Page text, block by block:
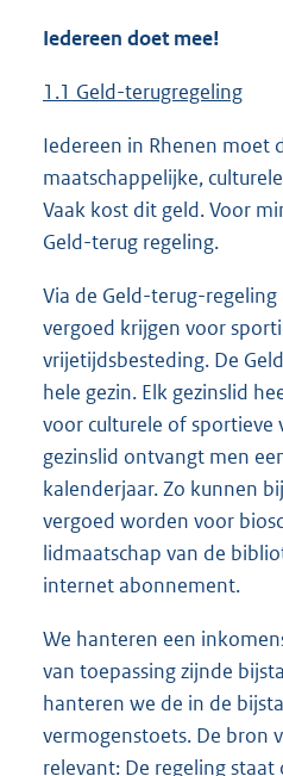
Iedereen doet mee!
1.1 Geld-terugregeling
Iedereen in Rhenen moet
maatschappelijke,
Vaak kost dit geld. Voor
Geld-terug regeling.
Via de Geld-terug-
vergoed krijgen voor
vrijetijdsbesteding. De
hele gezin. Elk gezinslid
voor culturele of sportieve
gezinslid ontvangt men
kalenderjaar. Zo kunnen
vergoed worden voor
lidmaatschap van de
internet abonnement.
We hanteren een
van toepassing zijnde
hanteren we de in de
vermogenstoets. De bron
relevant: De regeling